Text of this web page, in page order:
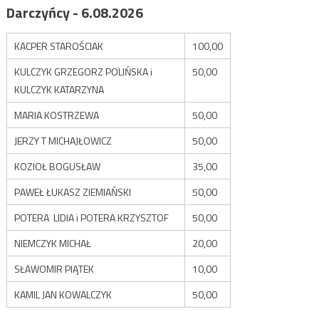
Darczyńcy - 6.08.2026
KACPER STAROŚCIAK
100,00
KULCZYK GRZEGORZ POLIŃSKA i
KULCZYK KATARZYNA
50,00
MARIA KOSTRZEWA
50,00
JERZY T MICHAJŁOWICZ
50,00
KOZIOŁ BOGUSŁAW
35,00
PAWEŁ ŁUKASZ ZIEMIAŃSKI
50,00
POTERA LIDIA i POTERA KRZYSZTOF
50,00
NIEMCZYK MICHAŁ
20,00
SŁAWOMIR PIĄTEK
10,00
KAMIL JAN KOWALCZYK
50,00